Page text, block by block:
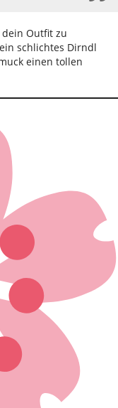
Outfit zu
schlichtes Dirndl
einen tollen